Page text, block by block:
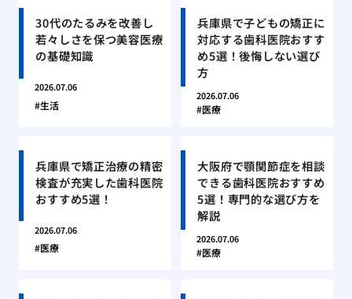
30代のたるみを改善し
若々しさを保つ美容医療
の基礎知識
2026.07.06
生活
兵庫県で子どもの矯正に
対応する歯科医院おすす
め5選！後悔しない選び
方
2026.07.06
医療
兵庫県で矯正治療の精密
検査が充実した歯科医院
おすすめ5選！
2026.07.06
医療
大阪府で顎関節症を相談
できる歯科医院おすすめ
5選！専門的な選び方を
解説
2026.07.06
医療